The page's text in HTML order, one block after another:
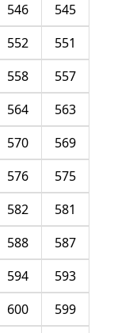
545
546
551
552
557
558
563
564
569
570
575
576
581
582
587
588
593
594
599
600